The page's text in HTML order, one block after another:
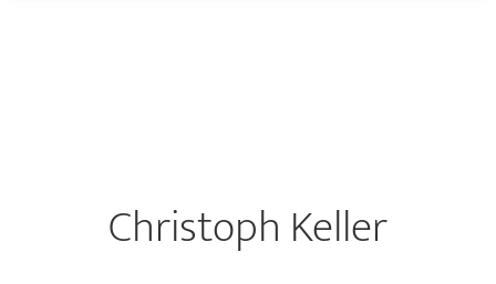
Christoph Keller